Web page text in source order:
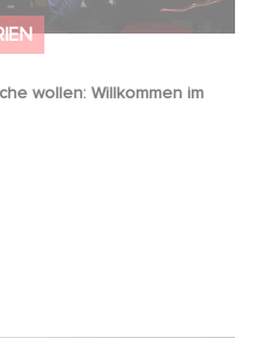
wollen: Willkommen im